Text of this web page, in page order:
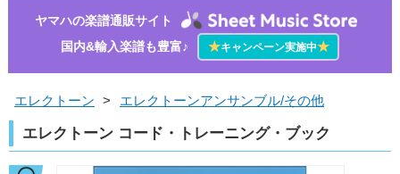
ヤマハの楽譜通販サイト
国内&輸入楽譜も豊富♪
★キャンペーン実施中★
エレクトーン > エレクトーンアンサンブル/その他
エレクトーン コード・トレーニング・ブック